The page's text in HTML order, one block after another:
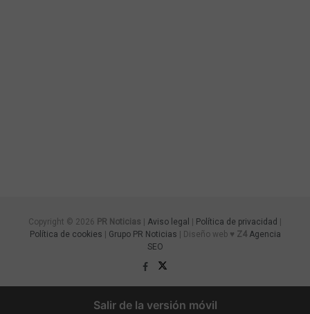
Copyright © 2026 PR Noticias Aviso legal Política de privacidad
Política de cookies
Grupo PR Noticias | Diseño web ♥ Z4 Agencia
SEO
Salir de la versión móvil